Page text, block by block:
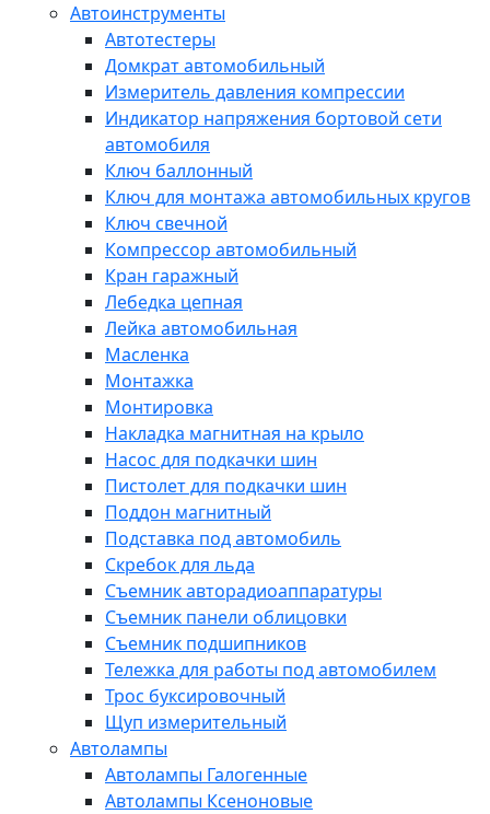
Автоинструменты
Автотестеры
Домкрат автомобильный
Измеритель давления компрессии
Индикатор напряжения бортовой сети
автомобиля
Ключ баллонный
Ключ для монтажа автомобильных кругов
Ключ свечной
Компрессор автомобильный
Кран гаражный
Лебедка цепная
Лейка автомобильная
Масленка
Монтажка
Монтировка
Накладка магнитная на крыло
Насос для подкачки шин
Пистолет для подкачки шин
Поддон магнитный
Подставка под автомобиль
Скребок для льда
Съемник авторадиоаппаратуры
Съемник панели облицовки
Съемник подшипников
Тележка для работы под автомобилем
Трос буксировочный
Щуп измерительный
Автолампы
Автолампы Галогенные
Автолампы Ксеноновые